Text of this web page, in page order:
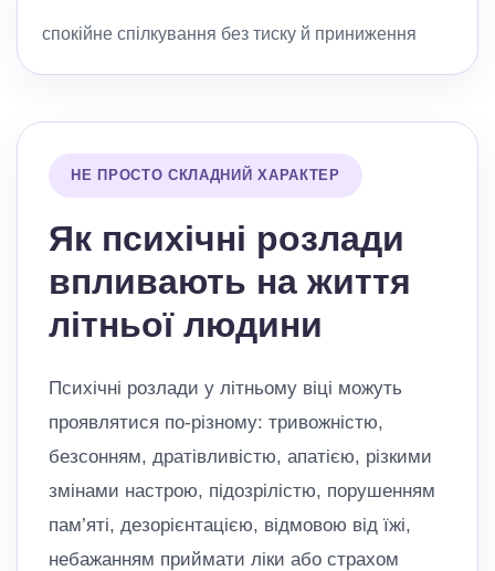
спокійне спілкування без тиску й приниження
НЕ ПРОСТО СКЛАДНИЙ ХАРАКТЕР
Як психічні розлади
впливають на життя
літньої людини
Психічні розлади у літньому віці можуть
проявлятися по-різному: тривожністю,
безсонням, дратівливістю, апатією, різкими
змінами настрою, підозрілістю, порушенням
пам’яті, дезорієнтацією, відмовою від їжі,
небажанням приймати ліки або страхом